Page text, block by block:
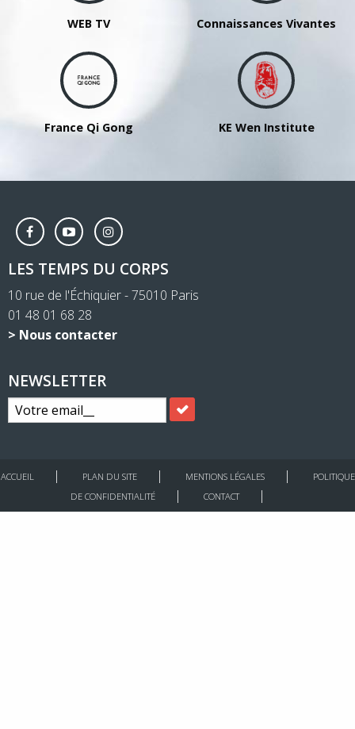
WEB TV Connaissances Vivantes
France Qi Gong KE Wen Institute
LES TEMPS DU CORPS
10 rue de l'Échiquier - 75010 Paris
01 48 01 68 28
> Nous contacter
NEWSLETTER
ACCUEIL PLAN DU SITE MENTIONS LÉGALES
POLITIQUE
DE CONFIDENTIALITÉ
CONTACT